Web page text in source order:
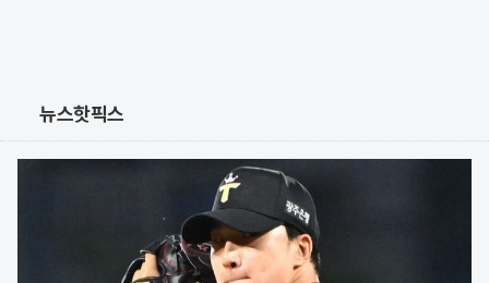
뉴스핫픽스